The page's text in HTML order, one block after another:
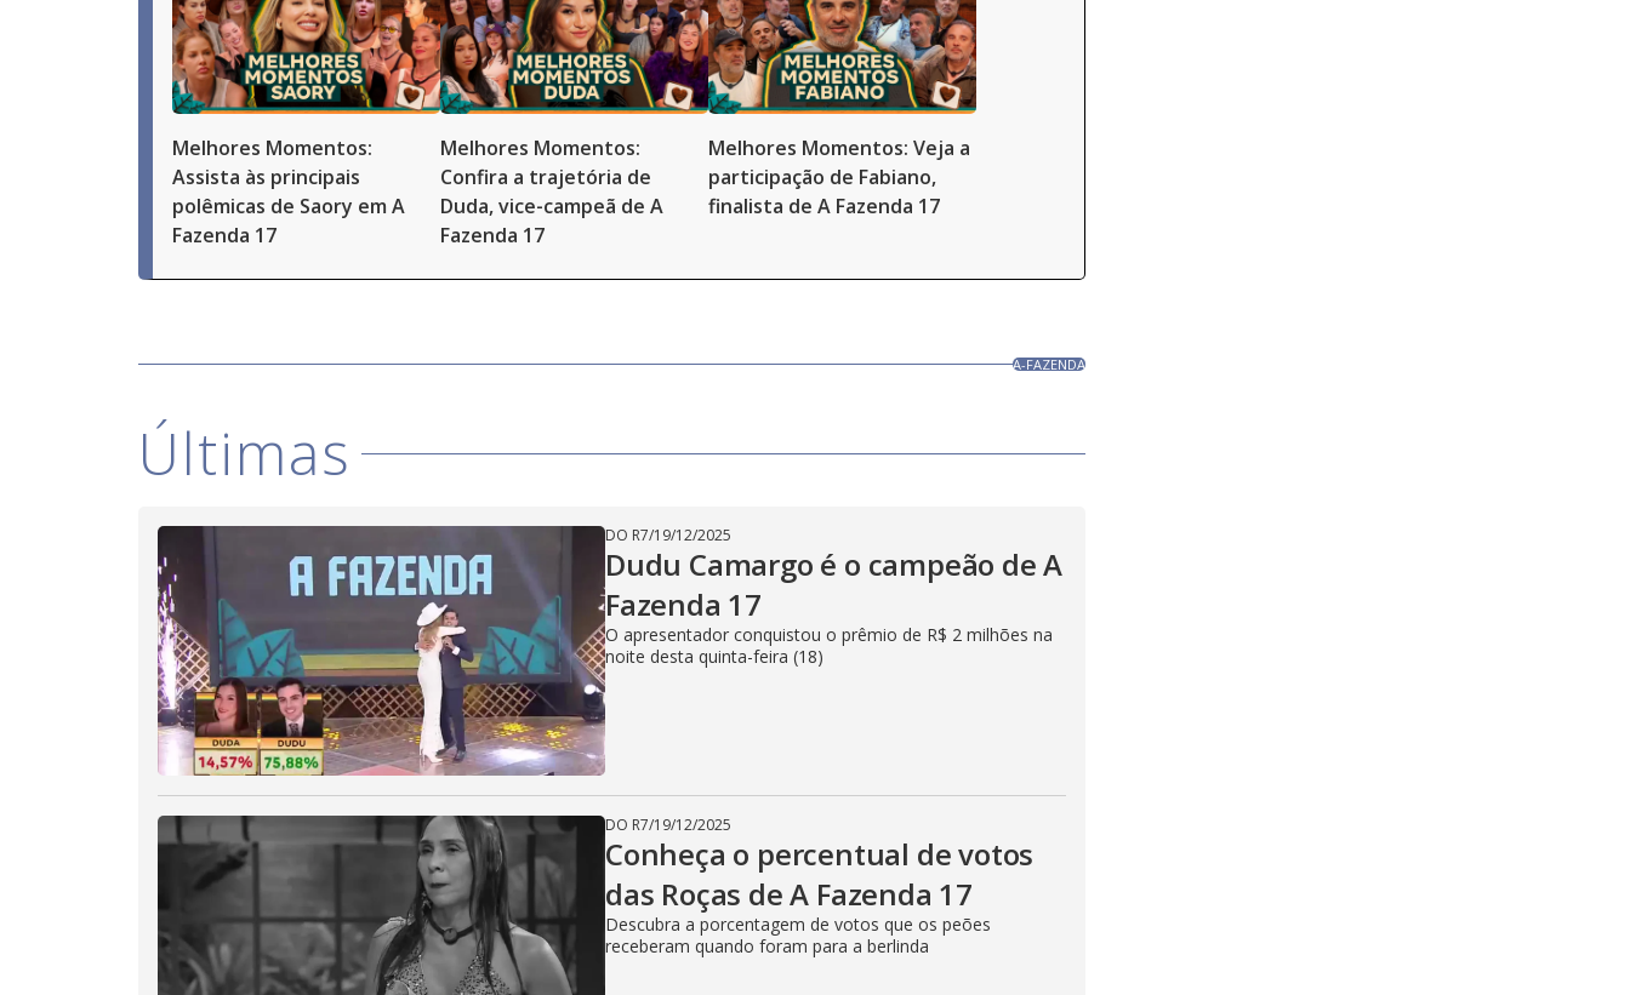
Melhores Momentos:
Assista às principais
polêmicas de Saory em A
Fazenda 17
Melhores Momentos:
Confira a trajetória de
Duda, vice-campeã de A
Fazenda 17
Melhores Momentos: Veja a
participação de Fabiano,
finalista de A Fazenda 17
A-FAZENDA
Últimas
DO R7/19/12/2025
Dudu Camargo é o campeão de A
Fazenda 17
O apresentador conquistou o prêmio de R$ 2 milhões na
noite desta quinta-feira (18)
DO R7/19/12/2025
Conheça o percentual de votos
das Roças de A Fazenda 17
Descubra a porcentagem de votos que os peões
receberam quando foram para a berlinda